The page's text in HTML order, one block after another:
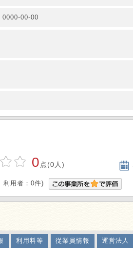
0000-00-00
0 点(0人)
利用者：0件)
利用料等 従業員情報 運営法人